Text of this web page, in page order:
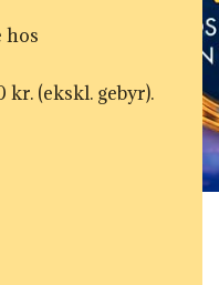
hos
(ekskl. gebyr).